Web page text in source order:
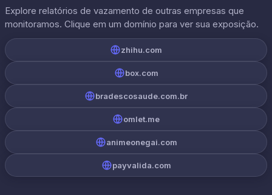
Explore relatórios de vazamento de outras empresas que
monitoramos. Clique em um domínio para ver sua exposição.
zhihu.com
box.com
bradescosaude.com.br
omlet.me
animeonegai.com
payvalida.com